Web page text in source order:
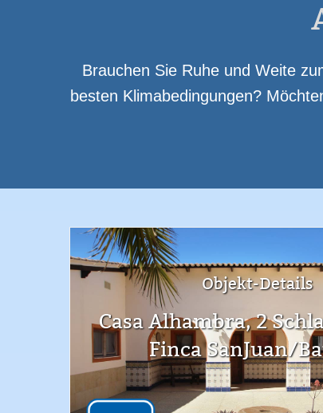
Brauchen Sie Ruhe und Weite
besten Klimabedingungen?
Objekt-Details
Casa Alhambra, 2
Finca SanJuan/